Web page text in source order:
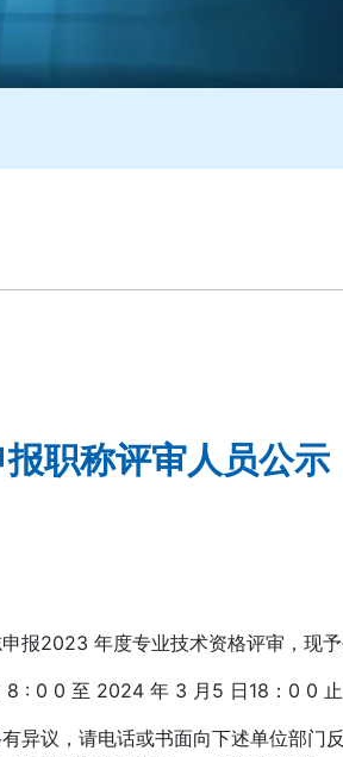
职称评审人员公示
报2023 年度专业技术资格评审，现予
: 0 0 至 2024 年 3 月5 日18：0 0 止(
异议，请电话或书面向下述单位部门